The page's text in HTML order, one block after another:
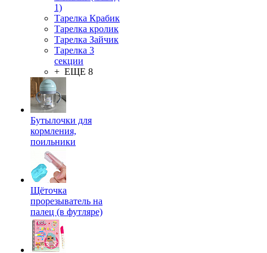
1)
Тарелка Крабик
Тарелка кролик
Тарелка Зайчик
Тарелка 3
секции
+ ЕЩЕ 8
Бутылочки для
кормления,
поильники
Щёточка
прорезыватель на
палец (в футляре)